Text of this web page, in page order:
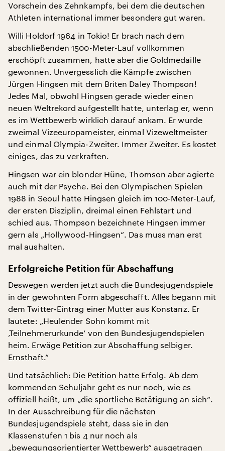
Vorschein des Zehnkampfs, bei dem die deutschen
Athleten international immer besonders gut waren.
Willi Holdorf 1964 in Tokio! Er brach nach dem
abschließenden 1500-Meter-Lauf vollkommen
erschöpft zusammen, hatte aber die Goldmedaille
gewonnen. Unvergesslich die Kämpfe zwischen
Jürgen Hingsen mit dem Briten Daley Thompson!
Jedes Mal, obwohl Hingsen gerade wieder einen
neuen Weltrekord aufgestellt hatte, unterlag er, wenn
es im Wettbewerb wirklich darauf ankam. Er wurde
zweimal Vizeeuropameister, einmal Vizeweltmeister
und einmal Olympia-Zweiter. Immer Zweiter. Es kostet
einiges, das zu verkraften.
Hingsen war ein blonder Hüne, Thomson aber agierte
auch mit der Psyche. Bei den Olympischen Spielen
1988 in Seoul hatte Hingsen gleich im 100-Meter-Lauf,
der ersten Disziplin, dreimal einen Fehlstart und
schied aus. Thompson bezeichnete Hingsen immer
gern als „Hollywood-Hingsen“. Das muss man erst
mal aushalten.
Erfolgreiche Petition für Abschaffung
Deswegen werden jetzt auch die Bundesjugendspiele
in der gewohnten Form abgeschafft. Alles begann mit
dem Twitter-Eintrag einer Mutter aus Konstanz. Er
lautete: „Heulender Sohn kommt mit
‚Teilnehmerurkunde‘ von den Bundesjugendspielen
heim. Erwäge Petition zur Abschaffung selbiger.
Ernsthaft.“
Und tatsächlich: Die Petition hatte Erfolg. Ab dem
kommenden Schuljahr geht es nur noch, wie es
offiziell heißt, um „die sportliche Betätigung an sich“.
In der Ausschreibung für die nächsten
Bundesjugendspiele steht, dass sie in den
Klassenstufen 1 bis 4 nur noch als
„bewegungsorientierter Wettbewerb“ ausgetragen